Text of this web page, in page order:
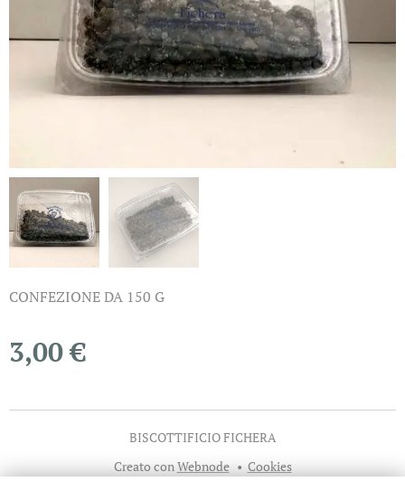
CONFEZIONE DA 150 G
3,00€
BISCOTTIFICIO FICHERA
Creato conWebnode Cookies